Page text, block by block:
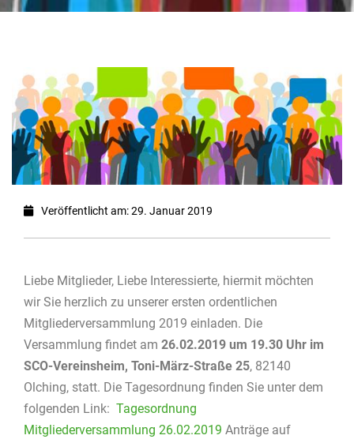
Veröffentlicht am: 29. Januar 2019
Liebe Mitglieder, Liebe Interessierte, hiermit möchten
wir Sie herzlich zu unserer ersten ordentlichen
Mitgliederversammlung 2019 einladen. Die
Versammlung findet am 26.02.2019 um 19.30 Uhr im
SCO-Vereinsheim, Toni-März-Straße 25, 82140
Olching, statt. Die Tagesordnung finden Sie unter dem
folgenden Link: Tagesordnung
Mitgliederversammlung 26.02.2019 Anträge auf